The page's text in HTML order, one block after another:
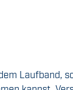
Laufband,